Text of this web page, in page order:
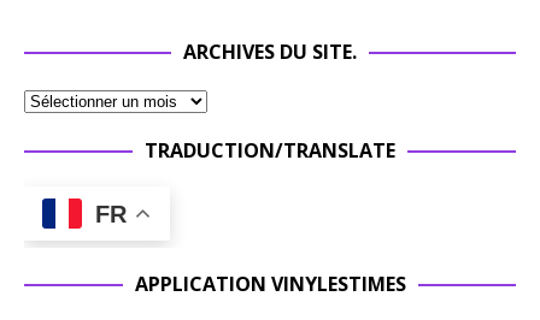
ARCHIVES DU SITE.
TRADUCTION/TRANSLATE
FR
APPLICATION VINYLESTIMES